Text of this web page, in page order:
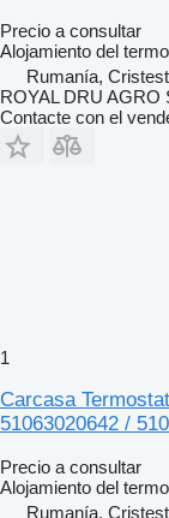
Precio a consultar
Alojamiento del
Rumanía,
ROYAL DRU AGRO
Contacte con el
1
Carcasa
51063020642 /
Precio a consultar
Alojamiento del
Rumanía,